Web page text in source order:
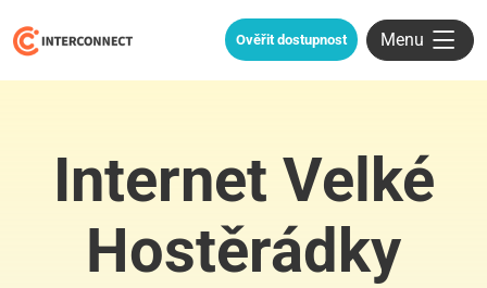
Ověřit dostupnost Menu
Internet Velké
Hostěrádky